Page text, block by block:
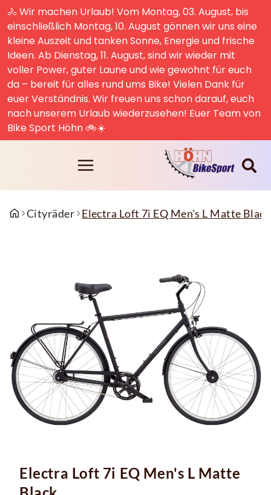
🚴 Wir machen Urlaub! Vom Montag, 03. August, bis
einschließlich Montag, 10. August gönnen wir uns eine
kleine Auszeit und tanken Sonne, Energie und frische
Ideen. Ab Dienstag, 11. August, sind wir wieder mit
voller Power, guter Laune und wie gewohnt für euch
da – bereit für alles rund ums Bike! Vielen Dank für
euer Verständnis. Wir freuen uns schon darauf, euch
nach unserem Urlaub wiederzusehen! Euer Team von
Bike Sport Höhn 🚲☀️
Cityräder Electra Loft 7i EQ Men's L Matte Black
Electra Loft 7i EQ Men's L Matte